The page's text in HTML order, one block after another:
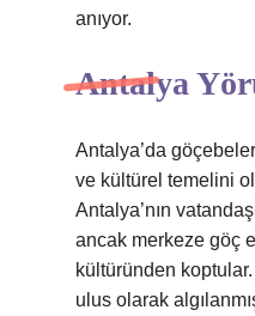
anıyor.
Antalya
Antalya’da
ve kültürel temelini
Antalya’nın
ancak merkeze göç
kültüründen
ulus olarak